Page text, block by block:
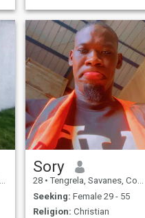
woman who is ready to
accept me as her lover.
Sory
28 • Tengrela, Savanes, Cote d'Ivoire
Seeking: Female 29 - 55
Religion: Christian